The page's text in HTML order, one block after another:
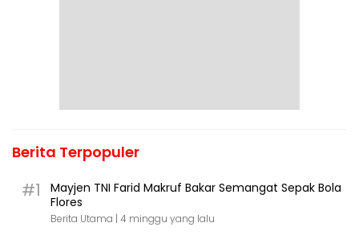
Berita Terpopuler
#1
Mayjen TNI Farid Makruf Bakar Semangat Sepak Bola
Flores
Berita Utama | 4 minggu yang lalu